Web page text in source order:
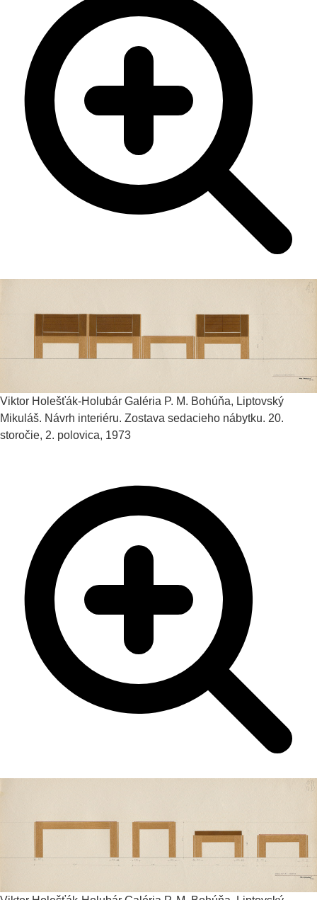
Viktor Holešťák-Holubár Galéria P. M. Bohúňa, Liptovský
Mikuláš. Návrh interiéru. Zostava sedacieho nábytku. 20.
storočie, 2. polovica, 1973